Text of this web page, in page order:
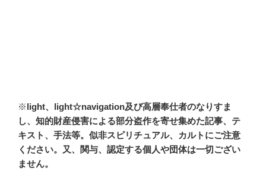
※light、light☆navigation及び高層奉仕者のなりすま
し、知的財産侵害による部分盗作を寄せ集めた記事、テ
キスト、手法等。似非スピリチュアル、カルトにご注意
ください。又、関与、認定する個人や団体は一切ござい
ません。